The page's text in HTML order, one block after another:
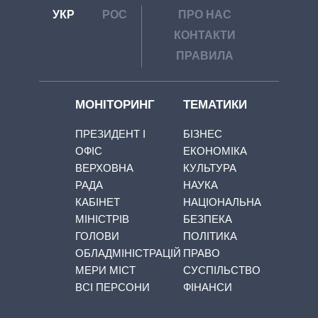
УКР РОС
ПРО НАС
КОНТАКТИ
ПРАВИЛА
МОНІТОРИНГ
ПРЕЗИДЕНТ І
ОФІС
ВЕРХОВНА
РАДА
КАБІНЕТ
МІНІСТРІВ
ГОЛОВИ
ОБЛАДМІНІСТРАЦІЙ
МЕРИ МІСТ
ВСІ ПЕРСОНИ
ТЕМАТИКИ
БІЗНЕС
ЕКОНОМІКА
КУЛЬТУРА
НАУКА
НАЦІОНАЛЬНА
БЕЗПЕКА
ПОЛІТИКА
ПРАВО
СУСПІЛЬСТВО
ФІНАНСИ